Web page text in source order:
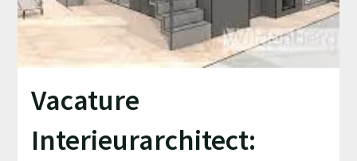
Vacature
Interieurarchitect: